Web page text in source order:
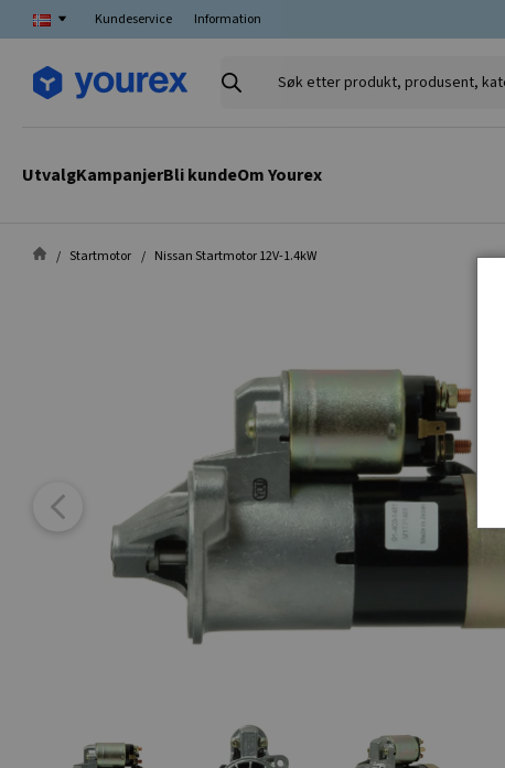
Kundeservice Information
Søk
kategori
UtvalgKampanjerBli kundeOm Yourex
Startmotor Nissan Startmotor 12V-1.4kW